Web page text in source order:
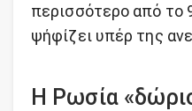
περισσότερο από το
ψήφίζει υπέρ της
Η Ρωσία